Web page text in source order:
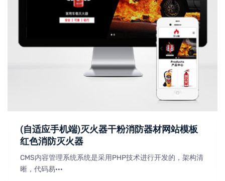
(自适应手机端)灭火器干粉消防器材网站模板
红色消防灭火器
CMS内容管理系统系统是采用PHP技术进行开发的，架构清
晰，代码易···